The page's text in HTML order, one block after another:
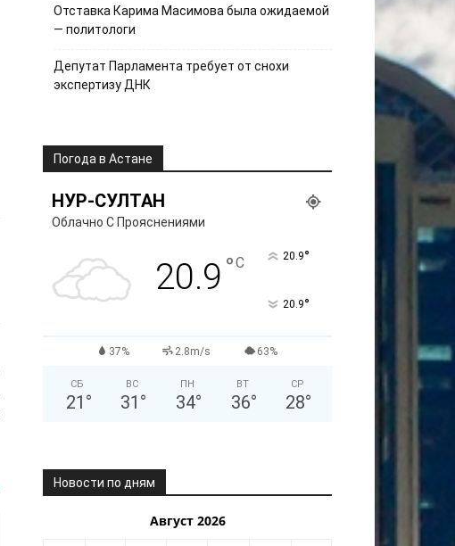
Отставка Карима Масимова была ожидаемой
— политологи
Депутат Парламента требует от снохи
экспертизу ДНК
Погода в Астане
НУР-СУЛТАН
Облачно С Прояснениями
20.9 °C 20.9°
20.9°
37% 2.8m/s 63%
СБ
21 °
ВС
31 °
ПН
34°
ВТ
36°
СР
28°
Новости по дням
Август 2026